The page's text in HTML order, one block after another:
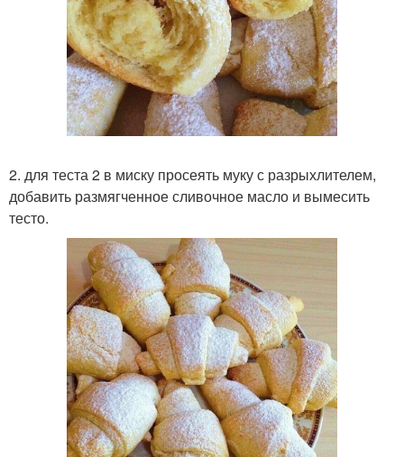
2. для теста 2 в миску просеять муку с разрыхлителем,
добавить размягченное сливочное масло и вымесить
тесто.